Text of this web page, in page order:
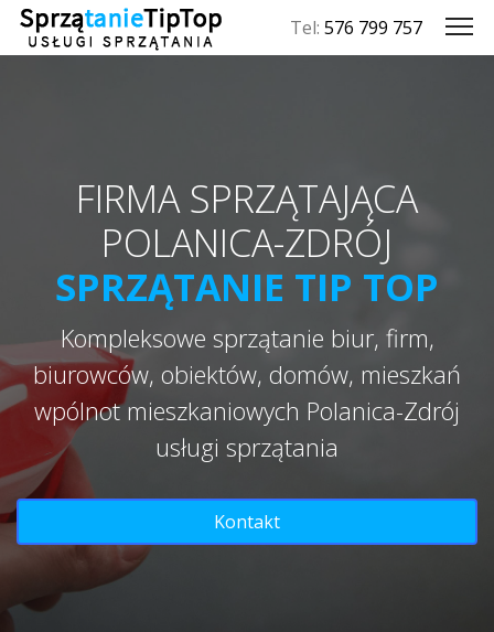
Tel: 576 799 757
FIRMA SPRZĄTAJĄCA
POLANICA-ZDRÓJ
SPRZĄTANIE TIP TOP
Kompleksowe sprzątanie biur, firm,
biurowców, obiektów, domów, mieszkań
wpólnot mieszkaniowych Polanica-Zdrój
usługi sprzątania
Kontakt